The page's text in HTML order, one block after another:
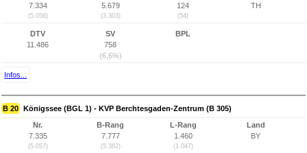
7.334
(5.056)
5.679
(3.303)
124
(54)
TH
DTV
11.486
SV
758
(6,6%)
BPL
Infos...
B 20 Königssee (BGL 1) - KVP Berchtesgaden-Zentrum (B 305)
Nr.
7.335
(5.057)
B-Rang
7.777
(5.382)
L-Rang
1.460
(1.047)
Land
BY